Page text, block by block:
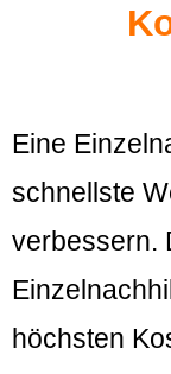
Eine
schnellste
verbessern.
höchsten